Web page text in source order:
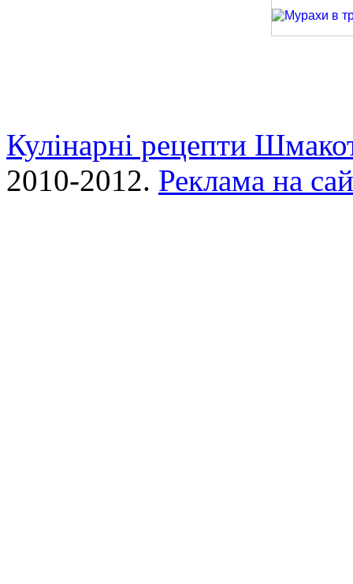
Кулінарні рецепти
2010-2012. Реклама на